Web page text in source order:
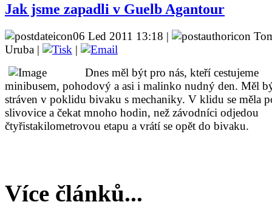
Jak jsme zapadli v Guelb Agantour
06 Led 2011 13:18 |
Uruba |
|
Dnes měl být pro nás, kteří cestujeme
minibusem, pohodový a asi i malinko nudný den. Měl
stráven v poklidu bivaku s mechaniky. V klidu se měla
slivovice a čekat mnoho hodin, než závodníci odjedou
čtyřistakilometrovou etapu a vrátí se opět do bivaku.
Více článků...